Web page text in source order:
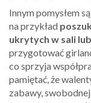
Innym pomysłem
na przykład
ukrytych w sali
przygotować
co sprzyja
pamiętać, że
zabawy,